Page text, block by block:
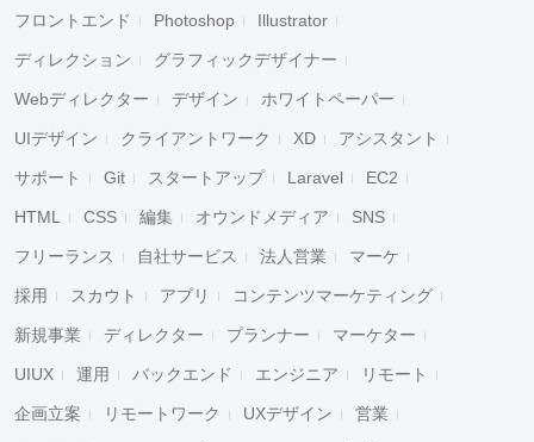
フロントエンド Photoshop Illustrator
ディレクション グラフィックデザイナー
Webディレクター デザイン ホワイトペーパー
UIデザイン クライアントワーク XD アシスタント
サポート Git スタートアップ Laravel EC2
HTML CSS 編集 オウンドメディア SNS
フリーランス 自社サービス 法人営業 マーケ
採用 スカウト アプリ コンテンツマーケティング
新規事業 ディレクター プランナー マーケター
UIUX 運用 バックエンド エンジニア リモート
企画立案 リモートワーク UXデザイン 営業